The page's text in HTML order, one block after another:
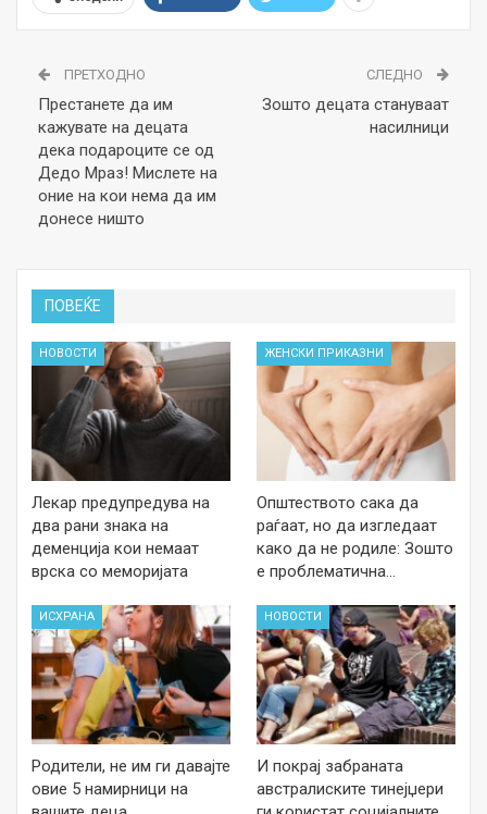
ПРЕТХОДНО
Престанете да им
кажувате на децата
дека подароците се од
Дедо Мраз! Мислете на
оние на кои нема да им
донесе ништо
СЛЕДНО
Зошто децата стануваат
насилници
ПОВЕЌЕ
НОВОСТИ
Лекар предупредува на
два рани знака на
деменција кои немаат
врска со меморијата
ЖЕНСКИ ПРИКАЗНИ
Општеството сака да
раѓаат, но да изгледаат
како да не родиле: Зошто
е проблематична…
ИСХРАНА
Родители, не им ги давајте
овие 5 намирници на
НОВОСТИ
И покрај забраната
австралиските тинејџери